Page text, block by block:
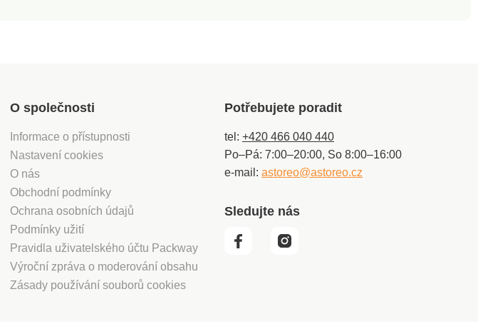
O společnosti
Informace o přístupnosti
Nastavení cookies
O nás
Obchodní podmínky
Ochrana osobních údajů
Podmínky užití
Pravidla uživatelského účtu Packway
Výroční zpráva o moderování obsahu
Zásady používání souborů cookies
Potřebujete poradit
tel: +420 466 040 440
Po–Pá: 7:00–20:00, So 8:00–16:00
e-mail: astoreo@astoreo.cz
Sledujte nás